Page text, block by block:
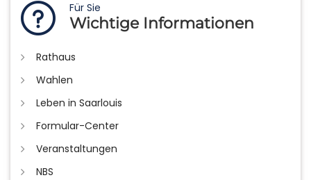
Für Sie
Wichtige Informationen
Rathaus
Wahlen
Leben in Saarlouis
Formular-Center
Veranstaltungen
NBS